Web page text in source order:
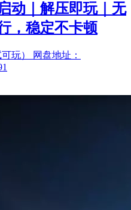
动｜解压即玩｜无
，稳定不卡顿
玩） 网盘地址：